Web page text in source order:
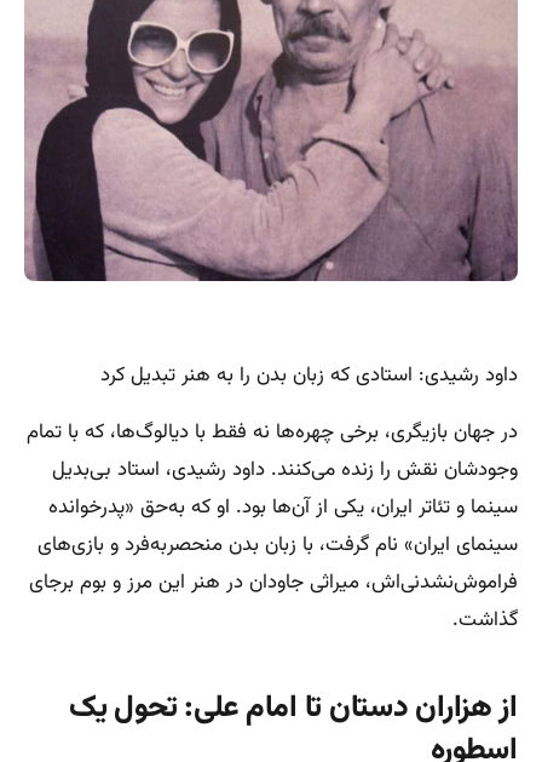
داود رشیدی: استادی که زبان بدن را به هنر تبدیل کرد
در جهان بازیگری، برخی چهره‌ها نه فقط با دیالوگ‌ها، که با تمام
وجودشان نقش را زنده می‌کنند. داود رشیدی، استاد بی‌بدیل
سینما و تئاتر ایران، یکی از آن‌ها بود. او که به‌حق «پدرخوانده
سینمای ایران» نام گرفت، با زبان بدن منحصربه‌فرد و بازی‌های
فراموش‌نشدنی‌اش، میراثی جاودان در هنر این مرز و بوم برجای
گذاشت.
از هزاران دستان تا امام علی: تحول یک
اسطوره